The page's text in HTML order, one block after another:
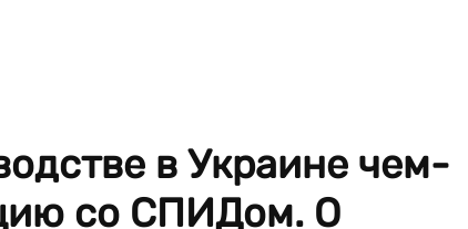
в Украине чем-
со СПИДом. О